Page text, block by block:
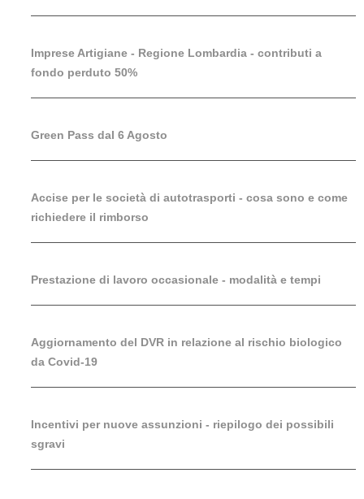
Imprese Artigiane - Regione Lombardia - contributi a
fondo perduto 50%
Green Pass dal 6 Agosto
Accise per le società di autotrasporti - cosa sono e come
richiedere il rimborso
Prestazione di lavoro occasionale - modalità e tempi
Aggiornamento del DVR in relazione al rischio biologico
da Covid-19
Incentivi per nuove assunzioni - riepilogo dei possibili
sgravi